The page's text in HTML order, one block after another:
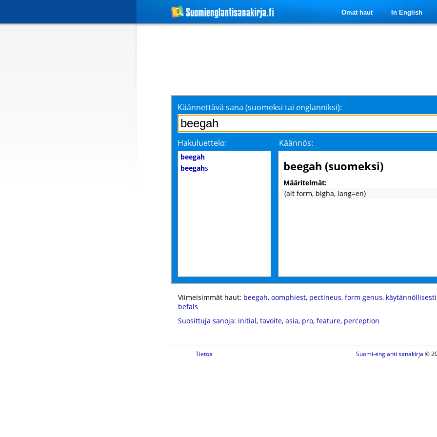
Omat haut In English
Käännettävä sana (suomeksi tai englanniksi):
Hakuluettelo: Käännös:
beegah
beegahs beegah (suomeksi)
Määritelmät:
(alt form, bigha, lang=en)
Viimeisimmät haut: beegah, oomphiest, pectineus, form genus,
befals
Suosittuja sanoja: initial, tavoite, asia, pro, feature, perception
Tietoa Suomi-englanti sanakirja ©